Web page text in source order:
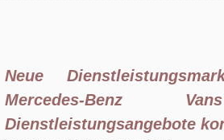
Neue
Mercedes-Benz
Dienstleistungsangebote